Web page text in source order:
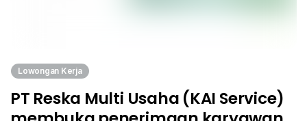
Lowongan Kerja
PT Reska Multi Usaha (KAI Service)